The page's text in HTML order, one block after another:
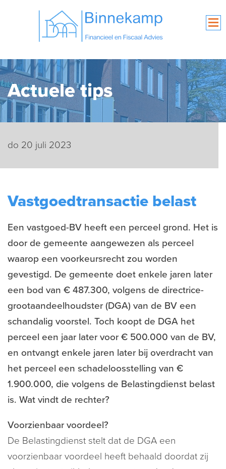
Actuele tips
do 20 juli 2023
Vastgoedtransactie belast
Een vastgoed-BV heeft een perceel grond. Het is
door de gemeente aangewezen als perceel
waarop een voorkeursrecht zou worden
gevestigd. De gemeente doet enkele jaren later
een bod van € 487.300, volgens de directrice-
grootaandeelhoudster (DGA) van de BV een
schandalig voorstel. Toch koopt de DGA het
perceel een jaar later voor € 500.000 van de BV,
en ontvangt enkele jaren later bij overdracht van
het perceel een schadeloosstelling van €
1.900.000, die volgens de Belastingdienst belast
is. Wat vindt de rechter?
Voorzienbaar voordeel?
De Belastingdienst stelt dat de DGA een
voorzienbaar voordeel heeft behaald doordat zij